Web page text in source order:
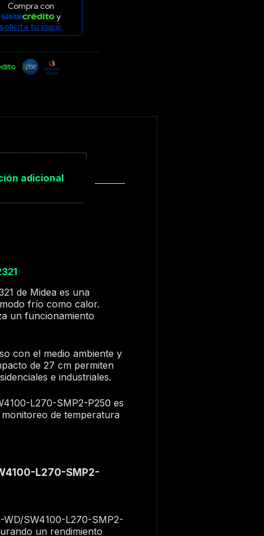
Compra con
y
solicita tu cupo.
adicional
de Midea es una
frío como calor.
un funcionamiento
con el medio ambiente y
de 27 cm permiten
e industriales.
L270-SMP2-P250 es
de temperatura
L270-SMP2-
WD/SW4100-L270-SMP2-
un rendimiento